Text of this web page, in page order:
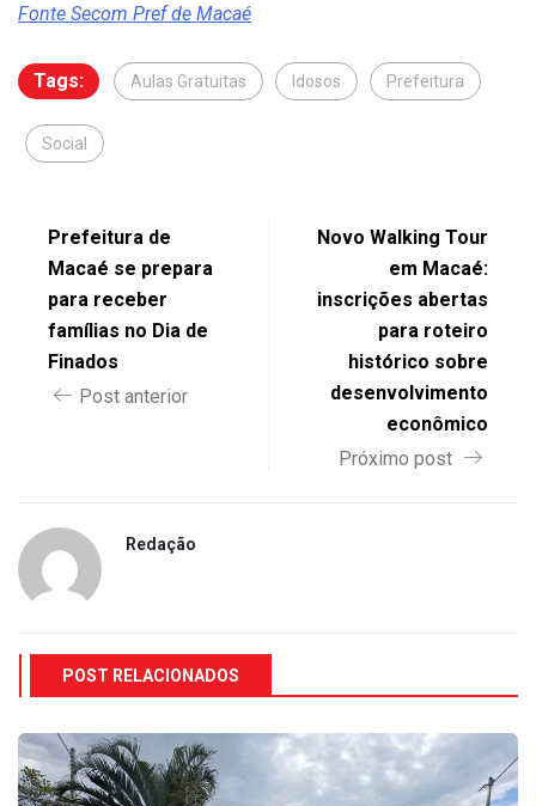
Fonte Secom Pref de Macaé
Tags: Aulas Gratuitas Idosos Prefeitura
Social
Prefeitura de
Macaé se prepara
para receber
famílias no Dia de
Finados
Post anterior
Novo Walking Tour
em Macaé:
inscrições abertas
para roteiro
histórico sobre
desenvolvimento
econômico
Próximo post
Redação
POST RELACIONADOS